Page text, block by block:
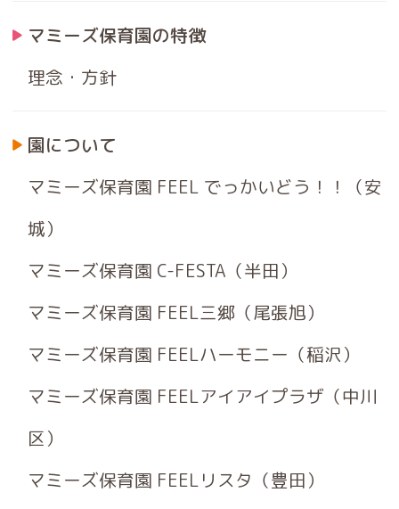
マミーズ保育園の特徴
理念・方針
園について
マミーズ保育園 FEEL でっかいどう！！（安
城）
マミーズ保育園 C-FESTA（半田）
マミーズ保育園 FEEL三郷（尾張旭）
マミーズ保育園 FEELハーモニー（稲沢）
マミーズ保育園 FEELアイアイプラザ（中川
区）
マミーズ保育園 FEELリスタ（豊田）